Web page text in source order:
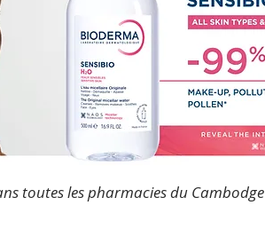
toutes les pharmacies du Cambodge